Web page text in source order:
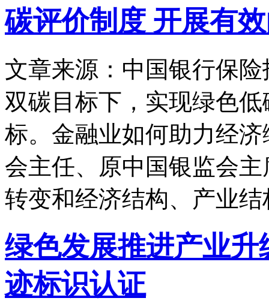
碳评价制度 开展有
文章来源：中国银行保险
双碳目标下，实现绿色
标。金融业如何助力经
会主任、原中国银监会
转变和经济结构、产业结
绿色发展推进产业
迹标识认证